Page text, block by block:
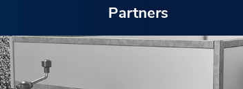
Partners